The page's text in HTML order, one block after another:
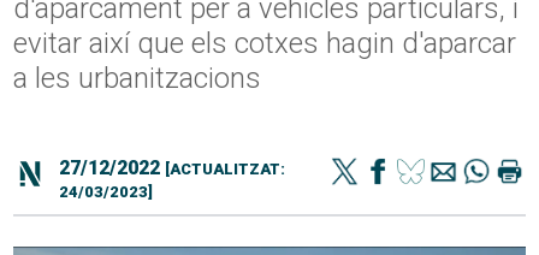
d'aparcament per a vehicles particulars, i
evitar així que els cotxes hagin d'aparcar
a les urbanitzacions
27/12/2022 [ACTUALITZAT:
24/03/2023]